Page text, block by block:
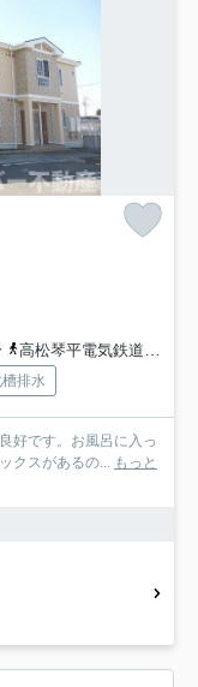
高松琴平電気鉄道琴平線「綾川」駅 徒歩20分
排水
好です。お風呂に入っ
クスがあるの... もっと